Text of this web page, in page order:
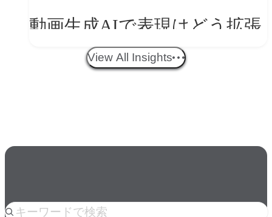
動画生成AIで表現はどう拡張
する？映像ディレクター橋本
View All Insights
人気のkeyword